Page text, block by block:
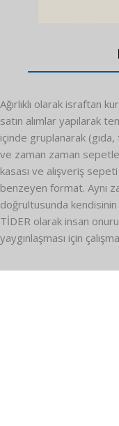
Ağırlıklı olarak israftan
satın alımlar yapılarak
içinde gruplanarak
ve zaman zaman
kasası ve alışveriş
benzeyen format. Aynı
doğrultusunda
TİDER olarak insan
yaygınlaşması için